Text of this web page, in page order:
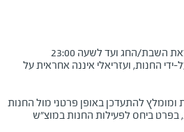
השבת/החג ועד לשעה 23:00
החנות, ועזריאלי איננה אחראית על
להתעדכן באופן פרטני מול החנות
בפרט ביחס לפעילות החנות במוצ"ש